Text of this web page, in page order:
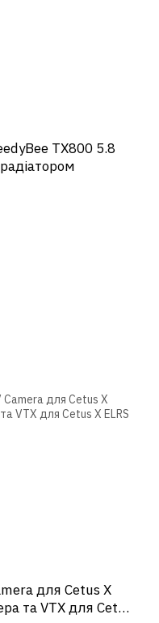
TX800 5.8
для Cetus X
та VTX для Cetus